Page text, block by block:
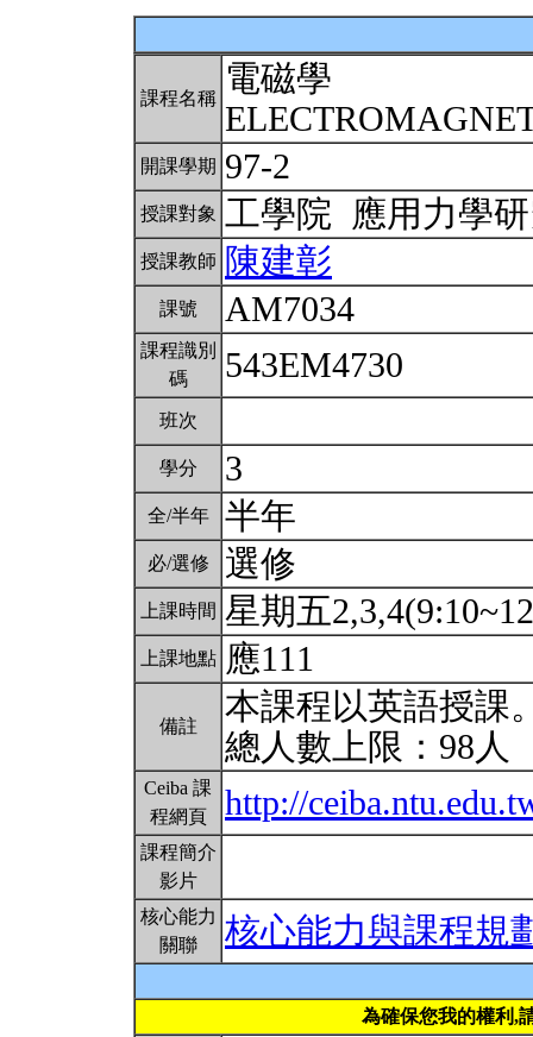
課程名稱
電磁學
開課學期 97-2
授課對象 工學院 應用力學
授課教師 陳建彰
課號 AM7034
課程識別
碼
543EM4730
班次
學分 3
全/半年 半年
必/選修 選修
上課時間 星期五
上課地點 應111
備註
本課程以英語授課
總人數上限：98人
Ceiba 課
程網頁
http://
課程簡介
影片
核心能力
關聯
核心能力與課程規
為確保您我的權利,